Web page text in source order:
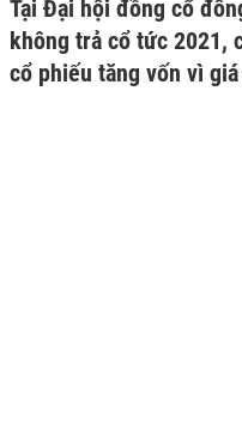
Tại Đại hội đồng cổ
không trả cổ tức 2021,
cổ phiếu tăng vốn vì